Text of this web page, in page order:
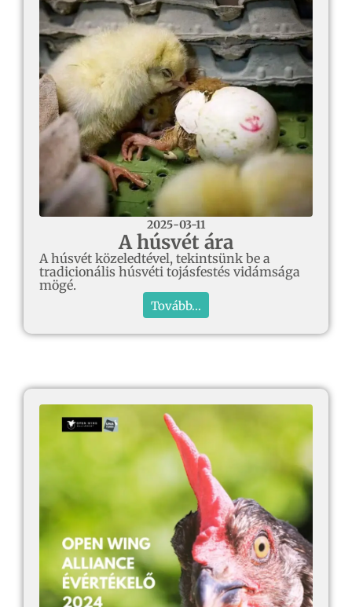
2025-03-11
A húsvét ára
A húsvét közeledtével, tekintsünk be a
tradicionális húsvéti tojásfestés vidámsága
mögé.
Tovább...